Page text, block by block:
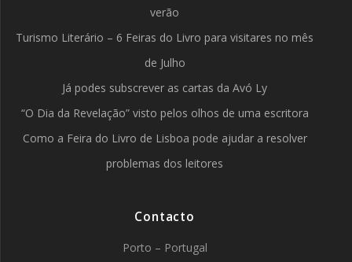
verão
Turismo Literário – 6 Feiras do Livro para visitares no mês
de Julho
Já podes subscrever as cartas da Avó Ly
“O Dia da Revelação” visto pelos olhos de uma escritora
Como a Feira do Livro de Lisboa pode ajudar a resolver
problemas dos leitores
Contacto
Porto – Portugal